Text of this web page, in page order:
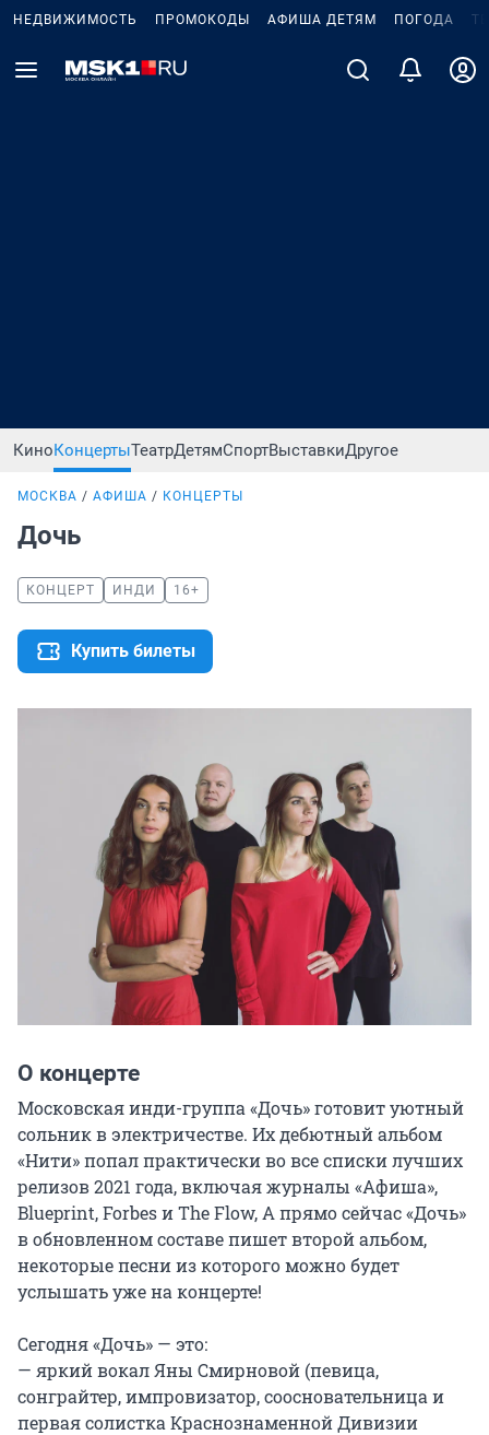
НЕДВИЖИМОСТЬ ПРОМОКОДЫ АФИША ДЕТЯМ ПОГОДА
КиноКонцертыТеатрДетямСпортВыставкиДругое
МОСКВА АФИША КОНЦЕРТЫ
Дочь
КОНЦЕРТ ИНДИ 16+
Купить билеты
О концерте
Московская инди-группа «Дочь» готовит уютный
сольник в электричестве. Их дебютный альбом
«Нити» попал практически во все списки лучших
релизов 2021 года, включая журналы «Афиша»,
Blueprint, Forbes и The Flow, А прямо сейчас «Дочь»
в обновленном составе пишет второй альбом,
некоторые песни из которого можно будет
услышать уже на концерте!
Сегодня «Дочь» — это:
— яркий вокал Яны Смирновой (певица,
сонграйтер, импровизатор, соосновательница и
первая солистка Краснознаменной Дивизии